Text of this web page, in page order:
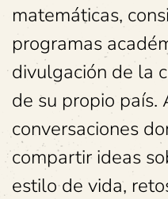
matemáticas,
programas
divulgación de la
de su propio país.
conversaciones
compartir ideas
estilo de vida,